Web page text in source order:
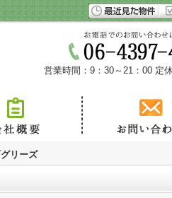
営業時間：9：30～21：00 定
リーズ